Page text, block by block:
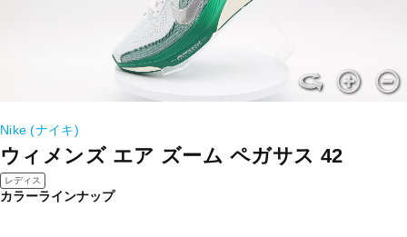
Nike (ナイキ)
ウィメンズ エア ズーム ペガサス 42
レディス
カラーラインナップ